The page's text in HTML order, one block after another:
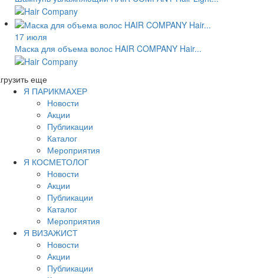
17 июля
Маска для объема волос HAIR COMPANY Hair...
еще
Я ПАРИКМАХЕР
Новости
Акции
Публикации
Каталог
Мероприятия
Я КОСМЕТОЛОГ
Новости
Акции
Публикации
Каталог
Мероприятия
Я ВИЗАЖИСТ
Новости
Акции
Публикации